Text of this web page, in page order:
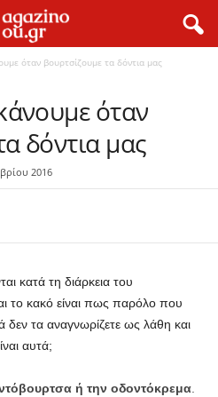
όταν βουρτσίζουμε τα δόντια μας
όταν
δόντια μας
2016
κατά τη διάρκεια του
το κακό είναι πως παρόλο που
δεν τα αναγνωρίζετε ως λάθη και
αυτά;
ή την οδοντόκρεμα